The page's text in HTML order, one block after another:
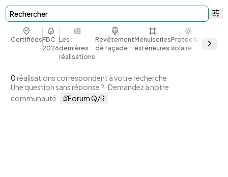
Rechercher
CertifiéesFBC
2026
Les
dernières
réalisations
Revêtement
de façade
Menuiseries
extérieures
Protection
solaire
Bio et
0 réalisations correspondent à votre recherche
Une question sans réponse ? Demandez à notre
communauté
Forum Q/R